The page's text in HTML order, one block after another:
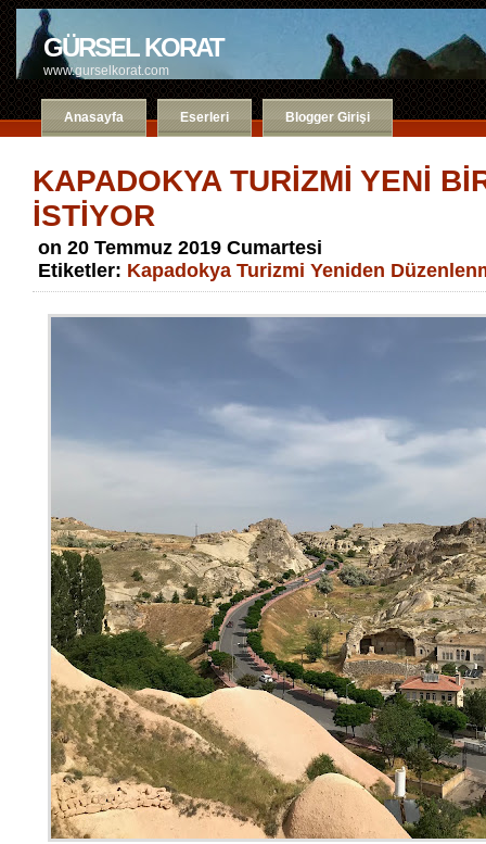
GÜRSEL KORAT
www.gurselkorat.com
Anasayfa Eserleri Blogger Girişi
KAPADOKYA TURİZMİ YENİ
İSTİYOR
on 20 Temmuz 2019 Cumartesi
Etiketler: Kapadokya Turizmi Yeniden